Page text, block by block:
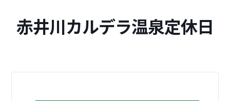
観光・イベント情報
赤井川カルデラ温泉定休日